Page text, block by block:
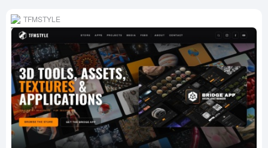
TFMSTYLE